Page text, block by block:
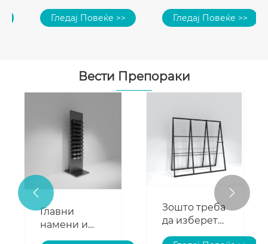
примероци
од камен на
Гледај Повеќе >> Гледај Повеќе >>
Вести Препораки
Главни
намени и
видови на
Зошто треба
да изберете
мозаик
 